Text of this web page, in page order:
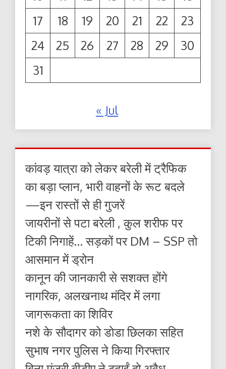
17
18 19 20 21 22
23
24
25 26 27 28 29
30
31
« Jul
कांवड़ यात्रा को लेकर बरेली में ट्रैफिक
का बड़ा प्लान, भारी वाहनों के रूट बदले
—इन रास्तों से ही गुजरें
जायरीनों से पटा बरेली , कुल शरीफ पर
टिकी निगाहें… सड़कों पर DM – SSP तो
आसमान में ड्रोन
कानून की जानकारी से सशक्त होंगे
नागरिक, अलखनाथ मंदिर में लगा
जागरूकता का शिविर
नशे के सौदागर को डोडा छिलका सहित
सुभाष नगर पुलिस ने किया गिरफ्तार